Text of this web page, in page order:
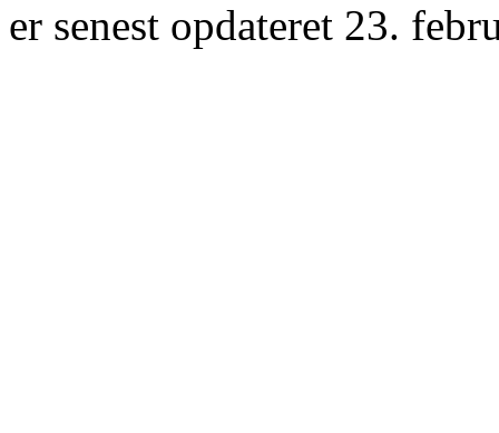
er senest opdateret 23.